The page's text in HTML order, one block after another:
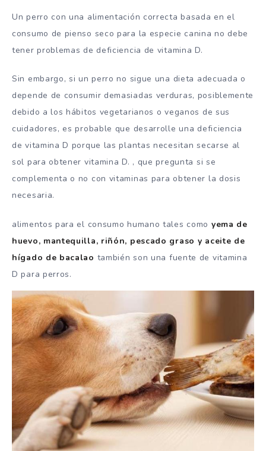
Un perro con una alimentación correcta basada en el
consumo de pienso seco para la especie canina no debe
tener problemas de deficiencia de vitamina D.
Sin embargo, si un perro no sigue una dieta adecuada o
depende de consumir demasiadas verduras, posiblemente
debido a los hábitos vegetarianos o veganos de sus
cuidadores, es probable que desarrolle una deficiencia
de vitamina D porque las plantas necesitan secarse al
sol para obtener vitamina D. , que pregunta si se
complementa o no con vitaminas para obtener la dosis
necesaria.
alimentos para el consumo humano tales como yema de
huevo, mantequilla, riñón, pescado graso y aceite de
hígado de bacalao también son una fuente de vitamina
D para perros.